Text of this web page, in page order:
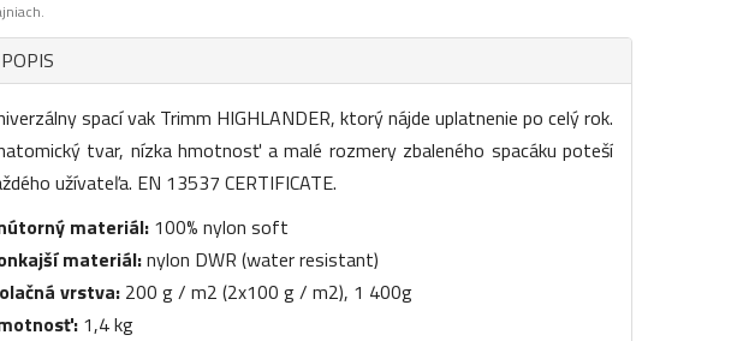
POPIS
spací vak Trimm HIGHLANDER, ktorý nájde uplatnenie po celý rok.
tvar, nízka hmotnosť a malé rozmery zbaleného spacáku poteší
užívateľa. EN 13537 CERTIFICATE.
materiál: 100% nylon soft
materiál:nylon DWR (water resistant)
vrstva: 200 g / m2 (2x100 g / m2), 1 400g
1,4 kg